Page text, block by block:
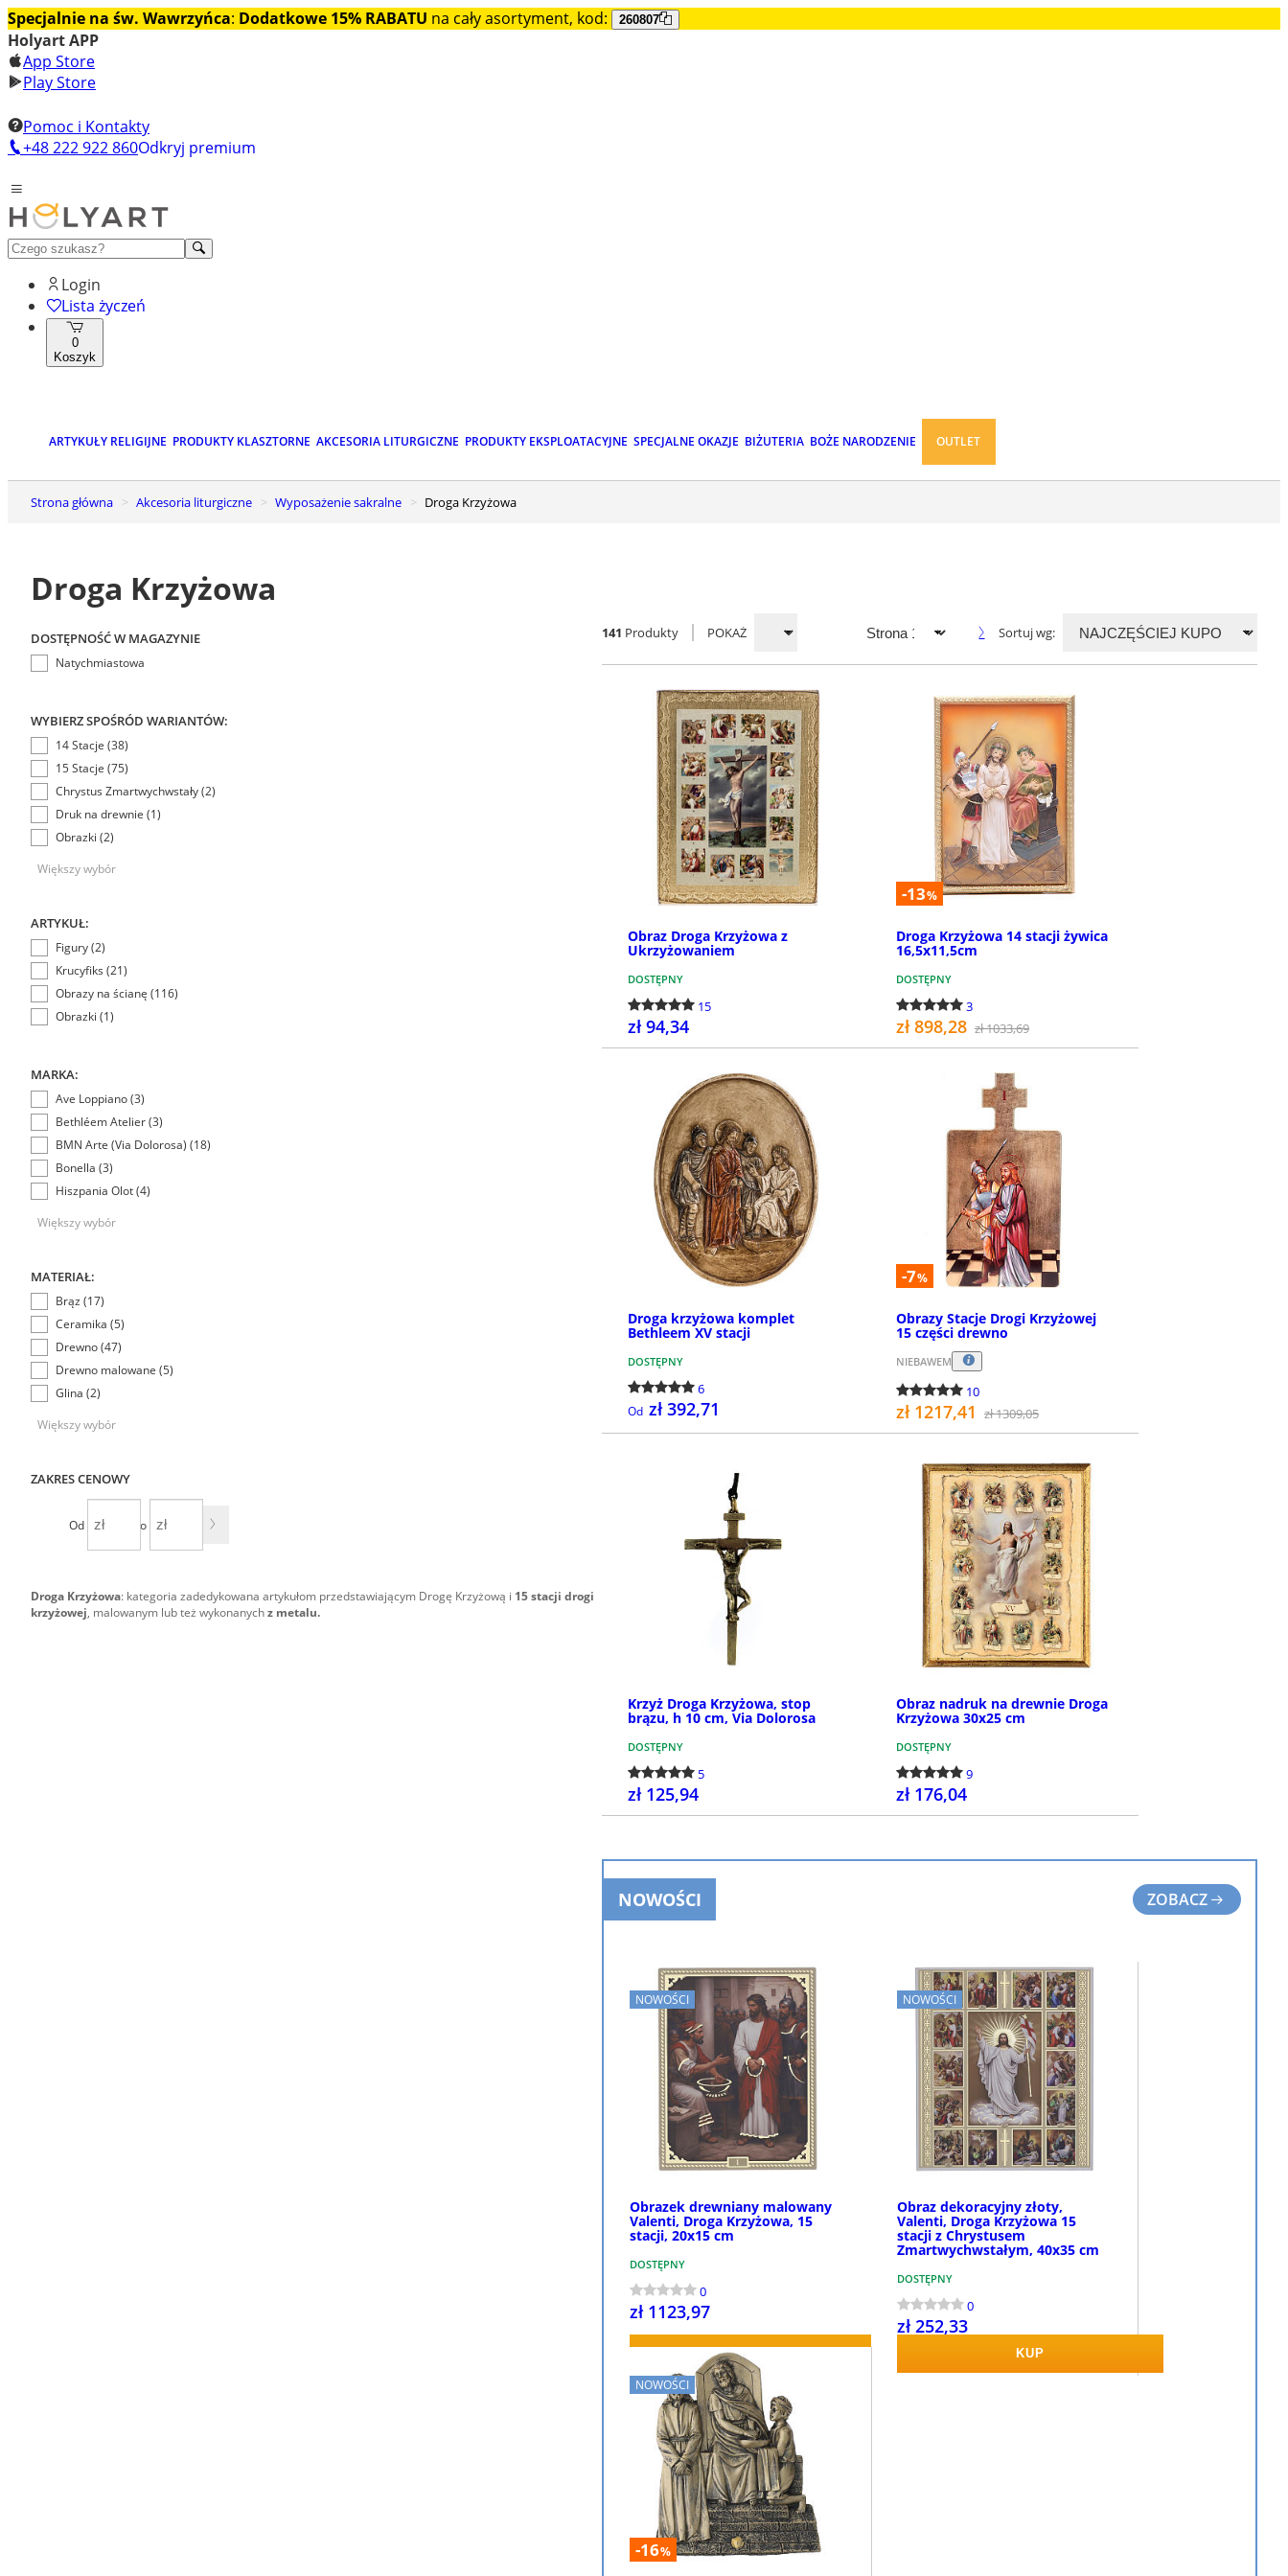
Specjalnie na św. Wawrzyńca: Dodatkowe 15% RABATU na cały asortyment, kod: 260807
Holyart APP
App Store
Play Store
Pomoc i Kontakty
+48 222 922 860Odkryj premium
Login
Lista życzeń
0
Koszyk
ARTYKUŁY RELIGIJNE PRODUKTY KLASZTORNE AKCESORIA LITURGICZNE PRODUKTY EKSPLOATACYJNE SPECJALNE OKAZJE BIŻUTERIA BOŻE NARODZENIE OUTLET
Strona główna Akcesoria liturgiczne Wyposażenie sakralne Droga Krzyżowa
Droga Krzyżowa
DOSTĘPNOŚĆ W MAGAZYNIE
Natychmiastowa
WYBIERZ SPOŚRÓD WARIANTÓW:
14 Stacje (38)
15 Stacje (75)
Chrystus Zmartwychwstały (2)
Druk na drewnie (1)
Obrazki (2)
Większy wybór
ARTYKUŁ:
Figury (2)
Krucyfiks (21)
Obrazy na ścianę (116)
Obrazki (1)
MARKA:
Ave Loppiano (3)
Bethléem Atelier (3)
BMN Arte (Via Dolorosa) (18)
Bonella (3)
Hiszpania Olot (4)
Większy wybór
MATERIAŁ:
Brąz (17)
Ceramika (5)
Drewno (47)
Drewno malowane (5)
Glina (2)
Większy wybór
ZAKRES CENOWY
Od Do
Droga Krzyżowa: kategoria zadedykowana artykułom przedstawiającym Drogę Krzyżową i 15 stacji drogi
krzyżowej, malowanym lub też wykonanychz metalu.
141 Produkty POKAŻ Sortuj wg:
Obraz Droga Krzyżowa z
Ukrzyżowaniem
DOSTĘPNY
15
zł 94,34
-13%
Droga Krzyżowa 14 stacji żywica
16,5x11,5cm
DOSTĘPNY
3
zł 898,28 zł 1033,69
Droga krzyżowa komplet
Bethleem XV stacji
DOSTĘPNY
6
Od zł 392,71
-7%
Obrazy Stacje Drogi Krzyżowej
15 części drewno
NIEBAWEM
10
zł 1217,41 zł 1309,05
Krzyż Droga Krzyżowa, stop
brązu, h 10 cm, Via Dolorosa
DOSTĘPNY
5
zł 125,94
Obraz nadruk na drewnie Droga
Krzyżowa 30x25 cm
DOSTĘPNY
9
zł 176,04
NOWOŚCI ZOBACZ
NOWOŚCI
Obrazek drewniany malowany
Valenti, Droga Krzyżowa, 15
stacji, 20x15 cm
DOSTĘPNY
0
zł 1123,97
NOWOŚCI
Obraz dekoracyjny złoty,
Valenti, Droga Krzyżowa 15
stacji z Chrystusem
Zmartwychwstałym, 40x35 cm
DOSTĘPNY
0
zł 252,33
KUP
NOWOŚCI
-16%